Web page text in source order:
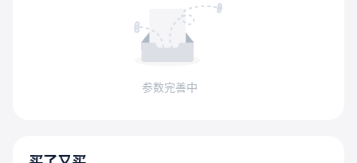
参数完善中